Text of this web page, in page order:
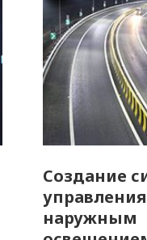
Создание
управления
наружным